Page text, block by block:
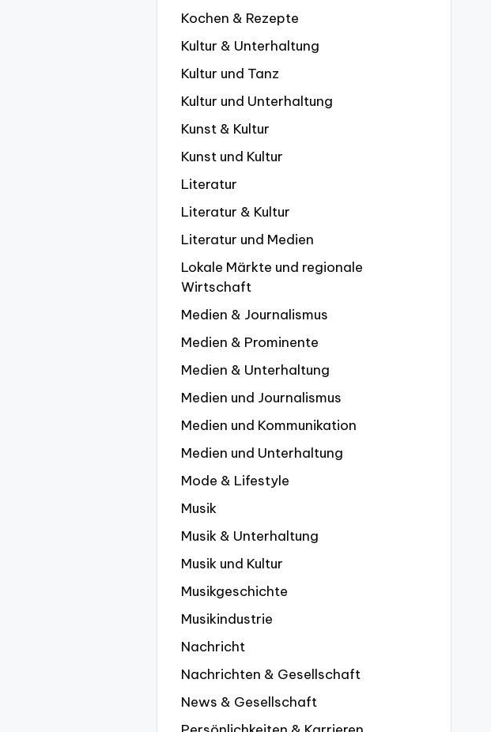
Kochen & Rezepte
Kultur & Unterhaltung
Kultur und Tanz
Kultur und Unterhaltung
Kunst & Kultur
Kunst und Kultur
Literatur
Literatur & Kultur
Literatur und Medien
Lokale Märkte und regionale
Wirtschaft
Medien & Journalismus
Medien & Prominente
Medien & Unterhaltung
Medien und Journalismus
Medien und Kommunikation
Medien und Unterhaltung
Mode & Lifestyle
Musik
Musik & Unterhaltung
Musik und Kultur
Musikgeschichte
Musikindustrie
Nachricht
Nachrichten & Gesellschaft
News & Gesellschaft